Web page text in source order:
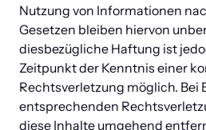
Nutzung von Informationen
Gesetzen bleiben hiervon
diesbezügliche Haftung ist
Zeitpunkt der Kenntnis einer
Rechtsverletzung möglich. Bei
entsprechenden
diese Inhalte umgehend